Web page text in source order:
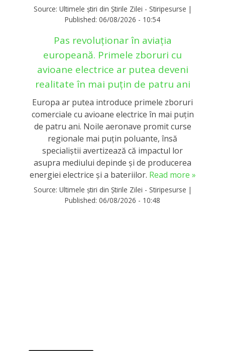
Source: Ultimele știri din Știrile Zilei - Stiripesurse |
Published: 06/08/2026 - 10:54
Pas revoluționar în aviația
europeană. Primele zboruri cu
avioane electrice ar putea deveni
realitate în mai puțin de patru ani
Europa ar putea introduce primele zboruri
comerciale cu avioane electrice în mai puțin
de patru ani. Noile aeronave promit curse
regionale mai puțin poluante, însă
specialiștii avertizează că impactul lor
asupra mediului depinde și de producerea
energiei electrice și a bateriilor. Read more »
Source: Ultimele știri din Știrile Zilei - Stiripesurse |
Published: 06/08/2026 - 10:48